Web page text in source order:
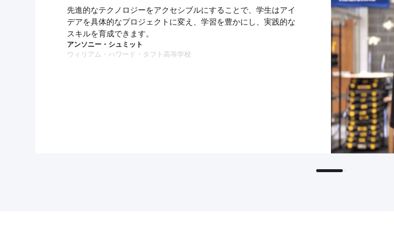
先進的なテクノロジーをアクセシブルにすることで、学生はアイ
デアを具体的なプロジェクトに変え、学習を豊かにし、実践的な
スキルを育成できます。
アンソニー・シュミット
ウィリアム・ハワード・タフト高等学校